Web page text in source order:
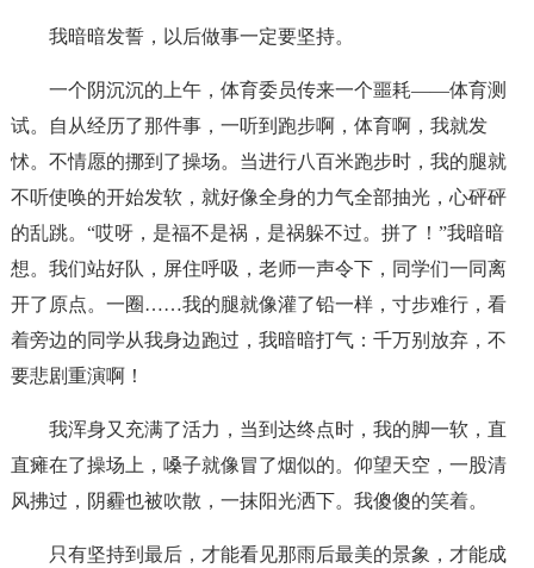
我暗暗发誓，以后做事一定要坚持。
一个阴沉沉的上午，体育委员传来一个噩耗——体育测
试。自从经历了那件事，一听到跑步啊，体育啊，我就发
怵。不情愿的挪到了操场。当进行八百米跑步时，我的腿就
不听使唤的开始发软，就好像全身的力气全部抽光，心砰砰
的乱跳。“哎呀，是福不是祸，是祸躲不过。拼了！”我暗暗
想。我们站好队，屏住呼吸，老师一声令下，同学们一同离
开了原点。一圈……我的腿就像灌了铅一样，寸步难行，看
着旁边的同学从我身边跑过，我暗暗打气：千万别放弃，不
要悲剧重演啊！
我浑身又充满了活力，当到达终点时，我的脚一软，直
直瘫在了操场上，嗓子就像冒了烟似的。仰望天空，一股清
风拂过，阴霾也被吹散，一抹阳光洒下。我傻傻的笑着。
只有坚持到最后，才能看见那雨后最美的景象，才能成